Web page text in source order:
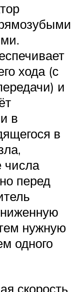
хода (с
и
в
в
числа
перед
нужную
одного
скорость